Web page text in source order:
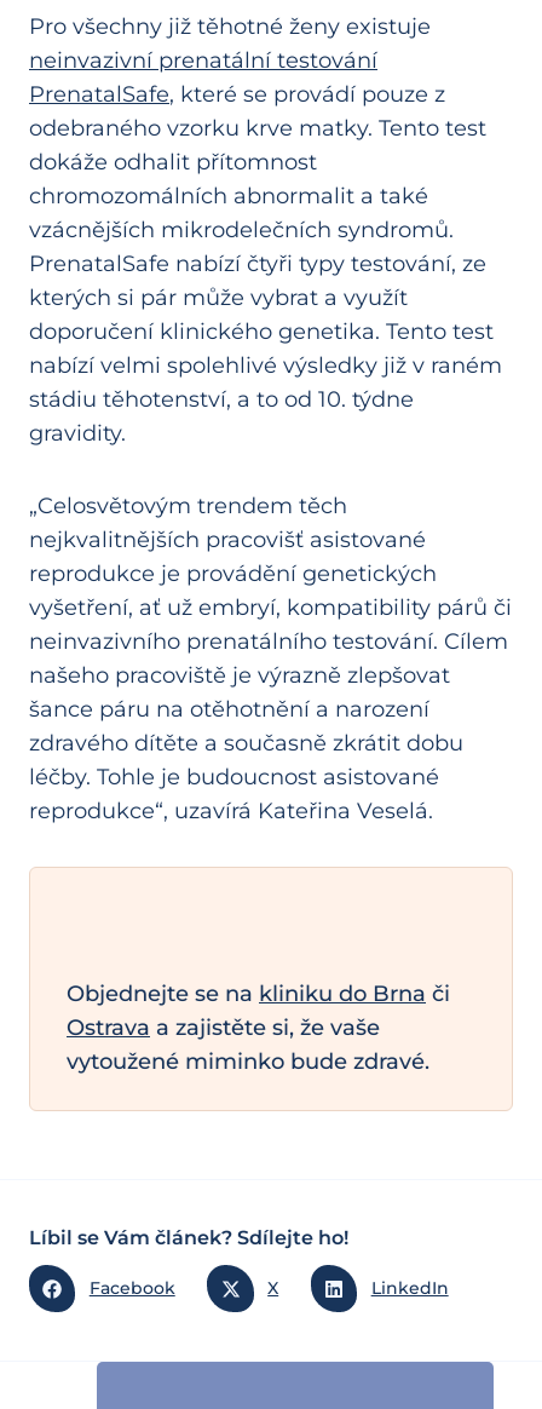
Pro všechny již těhotné ženy existuje
neinvazivní prenatální testování
PrenatalSafe, které se provádí pouze z
odebraného vzorku krve matky. Tento test
dokáže odhalit přítomnost
chromozomálních abnormalit a také
vzácnějších mikrodelečních syndromů.
PrenatalSafe nabízí čtyři typy testování, ze
kterých si pár může vybrat a využít
doporučení klinického genetika. Tento test
nabízí velmi spolehlivé výsledky již v raném
stádiu těhotenství, a to od 10. týdne
gravidity.
„Celosvětovým trendem těch
nejkvalitnějších pracovišť asistované
reprodukce je provádění genetických
vyšetření, ať už embryí, kompatibility párů či
neinvazivního prenatálního testování. Cílem
našeho pracoviště je výrazně zlepšovat
šance páru na otěhotnění a narození
zdravého dítěte a současně zkrátit dobu
léčby. Tohle je budoucnost asistované
reprodukce“, uzavírá Kateřina Veselá.
Objednejte se na kliniku do Brna či
Ostrava a zajistěte si, že vaše
vytoužené miminko bude zdravé.
Líbil se Vám článek? Sdílejte ho!
Facebook X LinkedIn